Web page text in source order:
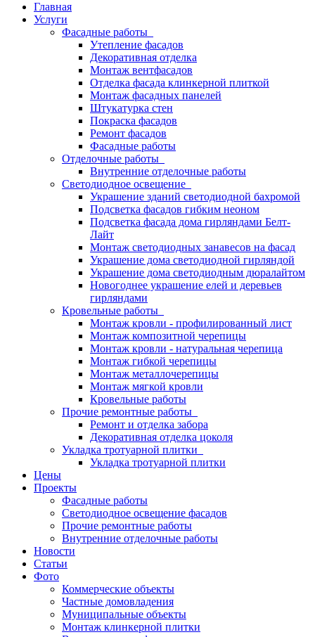
Главная
Услуги
Фасадные работы
Утепление фасадов
Декоративная отделка
Монтаж вентфасадов
Отделка фасада клинкерной плиткой
Монтаж фасадных панелей
Штукатурка стен
Покраска фасадов
Ремонт фасадов
Фасадные работы
Отделочные работы
Внутренние отделочные работы
Светодиодное освещение
Украшение зданий светодиодной бахромой
Подсветка фасадов гибким неоном
Подсветка фасада дома гирляндами Белт-
Лайт
Монтаж светодиодных занавесов на фасад
Украшение дома светодиодной гирляндой
Украшение дома светодиодным дюралайтом
Новогоднее украшение елей и деревьев
гирляндами
Кровельные работы
Монтаж кровли - профилированный лист
Монтаж композитной черепицы
Монтаж кровли - натуральная черепица
Монтаж гибкой черепицы
Монтаж металлочерепицы
Монтаж мягкой кровли
Кровельные работы
Прочие ремонтные работы
Ремонт и отделка забора
Декоративная отделка цоколя
Укладка тротуарной плитки
Укладка тротуарной плитки
Цены
Проекты
Фасадные работы
Светодиодное освещение фасадов
Прочие ремонтные работы
Внутренние отделочные работы
Новости
Статьи
Фото
Коммерческие объекты
Частные домовладения
Муниципальные объекты
Монтаж клинкерной плитки